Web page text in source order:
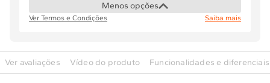
Menos opções
Ver Termos e Condições Saiba mais
Ver avaliações Vídeo do produto Funcionalidades e diferenciais